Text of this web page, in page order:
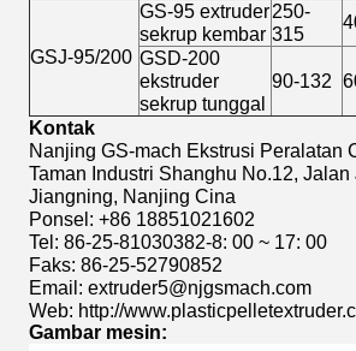
GSJ-95/200
GS-95 extruder
sekrup kembar
250-
315
GSD-200
ekstruder
sekrup tunggal
90-132
Kontak
Nanjing GS-mach Ekstrusi Peralatan
Taman Industri Shanghu No.12,
Jiangning, Nanjing Cina
Ponsel: +86 18851021602
Tel: 86-25-81030382-8: 00 ~ 17: 00
Faks: 86-25-52790852
Email: extruder5@njgsmach.com
Web: http://
Gambar mesin: